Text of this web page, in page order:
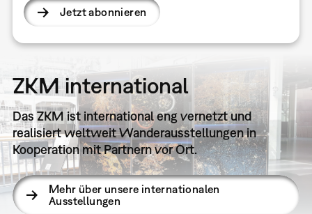
Jetzt abonnieren
ZKM international
Das ZKM ist international eng vernetzt und
realisiert weltweit Wanderausstellungen in
Kooperation mit Partnern vor Ort.
Mehr über unsere internationalen
Ausstellungen